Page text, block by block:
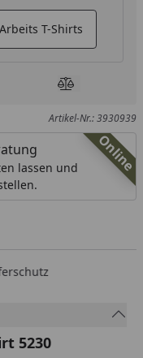
T-Shirts
hinzufügenProdukt
Artikel-Nr.: 3930939
Online
lassen und
5230